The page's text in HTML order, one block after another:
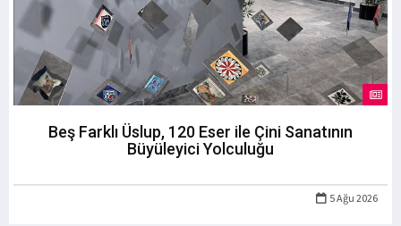
Beş Farklı Üslup, 120 Eser ile Çini Sanatının
Büyüleyici Yolculuğu
5 Ağu 2026